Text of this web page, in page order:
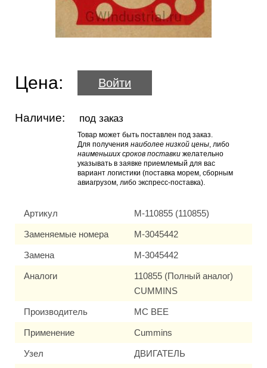
Цена: Войти
Наличие: под заказ
Товар может быть поставлен под заказ.
Для получения наиболее низкой цены , либо
наименьших сроков поставки желательно
указывать в заявке приемлемый для вас
вариант логистики (поставка морем, сборным
авиагрузом, либо экспресс-поставка).
Артикул M-110855 (110855)
Заменяемые номера M-3045442
Замена M-3045442
Аналоги
110855 (Полный аналог)
CUMMINS
Производитель MC BEE
Применение Cummins
Узел ДВИГАТЕЛЬ